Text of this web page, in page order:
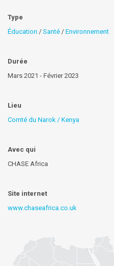
Type
Éducation / Santé / Environnement
Durée
Mars 2021 - Février 2023
Lieu
Comté du Narok / Kenya
Avec qui
CHASE Africa
Site internet
www.chaseafrica.co.uk